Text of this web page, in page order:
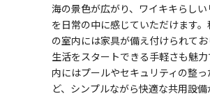
海の景色が広がり、ワイキキらし
を日常の中に感じていただけます
の室内には家具が備え付けられて
生活をスタートできる手軽さも魅
内にはプールやセキュリティの整
ど、シンプルながら快適な共用設